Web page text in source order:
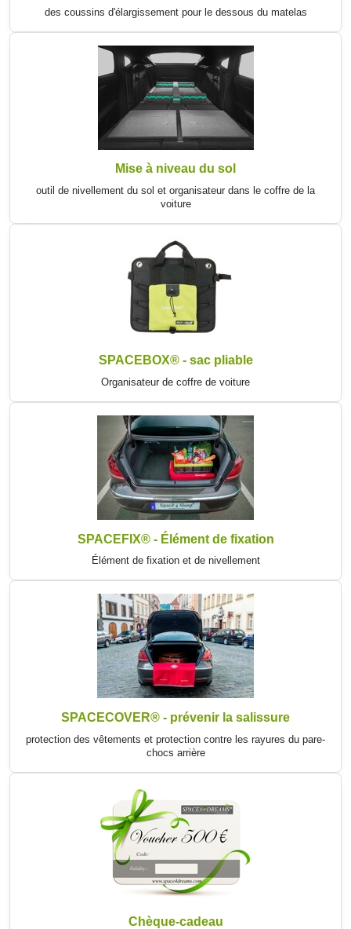
des coussins d'élargissement pour le dessous du matelas
Mise à niveau du sol
outil de nivellement du sol et organisateur dans le coffre de la
voiture
SPACEBOX® - sac pliable
Organisateur de coffre de voiture
SPACEFIX® - Élément de fixation
Élément de fixation et de nivellement
SPACECOVER® - prévenir la salissure
protection des vêtements et protection contre les rayures du pare-
chocs arrière
Chèque-cadeau